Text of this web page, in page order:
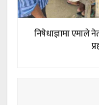
निषेधाज्ञामा एमाले